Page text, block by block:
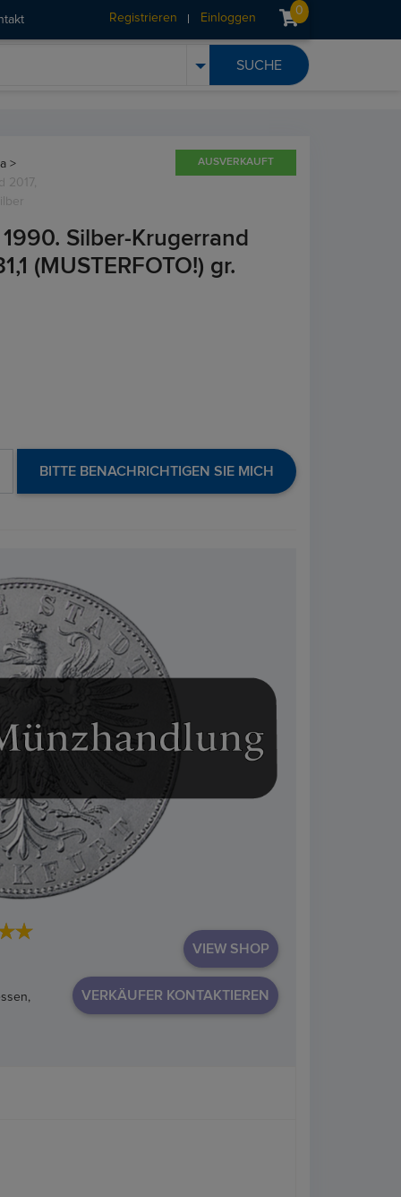
Registrieren Einloggen
0
>
2017,
AUSVERKAUFT
Silber-Krugerrand
(MUSTERFOTO!) gr.
BITTE BENACHRICHTIGEN SIE MICH
VIEW SHOP
VERKÄUFER KONTAKTIEREN